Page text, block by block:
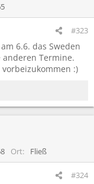
#323
6.6. das Sweden
anderen Termine.
:)
Ort Fließ
#324